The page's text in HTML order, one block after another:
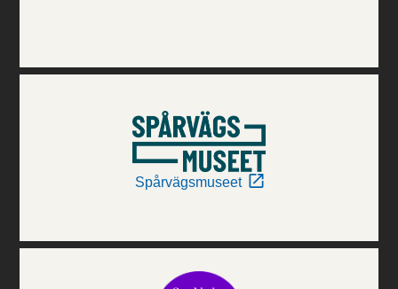
Spårvägsmuseet